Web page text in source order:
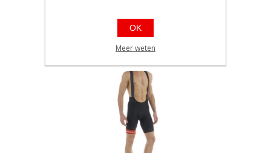
Beschikbaarheid:: Niet voorradig
€109,00
OK
Meer weten